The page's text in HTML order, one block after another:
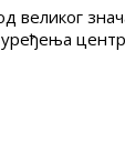
великог
уређења